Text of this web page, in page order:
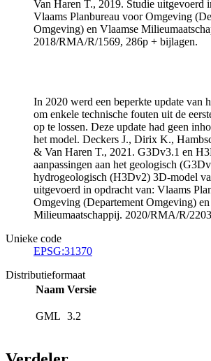
Van Haren T., 2019. Studie uitgevoerd
Vlaams Planbureau voor Omgeving
Omgeving) en Vlaamse
2018/RMA/R/1569, 286p + bijlagen.
In 2020 werd een beperkte update van
om enkele technische fouten uit de
op te lossen. Deze update had geen
het model. Deckers J., Dirix K.,
& Van Haren T., 2021. G3Dv3.1 en
aanpassingen aan het geologisch
hydrogeologisch (H3Dv2) 3D-model
uitgevoerd in opdracht van: Vlaams
Omgeving (Departement Omgeving)
Milieumaatschappij. 2020/RMA/R/
Unieke code
EPSG:31370
Distributieformaat
Naam Versie
GML 3.2